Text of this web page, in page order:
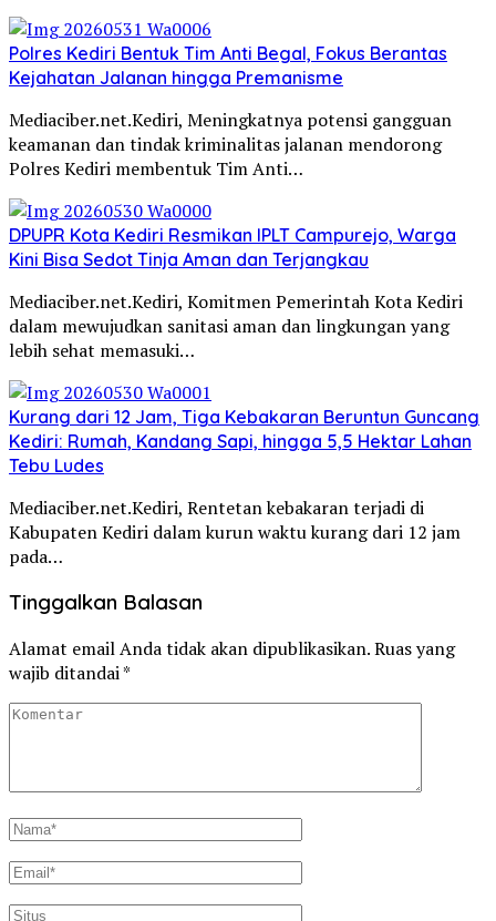
Polres Kediri Bentuk Tim Anti Begal, Fokus Berantas
Kejahatan Jalanan hingga Premanisme
Mediaciber.net.Kediri, Meningkatnya potensi gangguan
keamanan dan tindak kriminalitas jalanan mendorong
Polres Kediri membentuk Tim Anti…
DPUPR Kota Kediri Resmikan IPLT Campurejo, Warga
Kini Bisa Sedot Tinja Aman dan Terjangkau
Mediaciber.net.Kediri, Komitmen Pemerintah Kota Kediri
dalam mewujudkan sanitasi aman dan lingkungan yang
lebih sehat memasuki…
Kurang dari 12 Jam, Tiga Kebakaran Beruntun Guncang
Kediri: Rumah, Kandang Sapi, hingga 5,5 Hektar Lahan
Tebu Ludes
Mediaciber.net.Kediri, Rentetan kebakaran terjadi di
Kabupaten Kediri dalam kurun waktu kurang dari 12 jam
pada…
Tinggalkan Balasan
Alamat email Anda tidak akan dipublikasikan.Ruas yang
wajib ditandai*